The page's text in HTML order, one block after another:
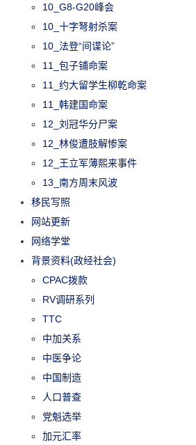
10_G8-G20峰会
10_十字弩射杀案
10_法登“间谍论”
11_包子铺命案
11_约大留学生柳乾命案
11_韩建国命案
12_刘冠华分尸案
12_林俊遭肢解惨案
12_王立军薄熙来事件
13_南方周末风波
移民写照
网站更新
网络学堂
背景资料(政经社会)
CPAC拨款
RV调研系列
TTC
中加关系
中医争论
中国制造
人口普查
党魁选举
加元汇率